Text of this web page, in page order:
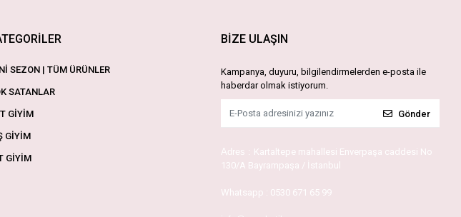
SEZON | TÜM ÜRÜNLER
SATANLAR
GİYİM
GİYİM
GİYİM
BİZE ULAŞIN
Kampanya, duyuru, bilgilendirmelerden e-posta ile
haberdar olmak istiyorum.
Gönder
Adres : Kartaltepe mahallesi Enverpaşa caddesi No
130/A Bayrampaşa / İstanbul
Whatsapp : 0530 671 65 99